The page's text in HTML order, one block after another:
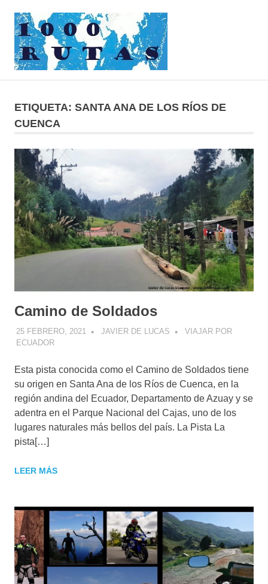
contenido
ruedas
ETIQUETA: SANTA ANA DE LOS RÍOS DE
CUENCA
Camino de Soldados
25 FEBRERO, 2021 JAVIER DE LUCAS
VIAJAR POR
ECUADOR
Esta pista conocida como el Camino de Soldados tiene
su origen en Santa Ana de los Ríos de Cuenca, en la
región andina del Ecuador, Departamento de Azuay y se
adentra en el Parque Nacional del Cajas, uno de los
lugares naturales más bellos del país. La Pista La
pista[…]
LEER MÁS